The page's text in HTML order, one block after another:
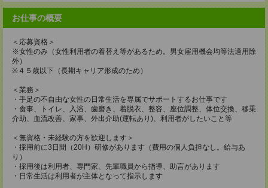
お仕事の概要
＜応募資格＞
※女性のみ（女性利用者の着替え等があるため。男女雇用機会均等法適用除
外）
※４５歳以下（長期キャリア形成のため）
＜業務＞
・手足の不自由な女性の日常生活を専属でサポートするお仕事です
・食事、トイレ、入浴、歯磨き、着脱衣、整容、座位調整、体位交換、移乗
介助、血流改善、家事、外出介助(運転あり)、利用者がしたいこと等
＜無資格・未経験の方を歓迎します＞
・採用前に3日間（20H）研修があります（費用の個人負担なし。給与あ
り）
・採用後は利用者、専門家、先輩職員から指導、助言があります
・日常生活は利用者が主体となって指示します